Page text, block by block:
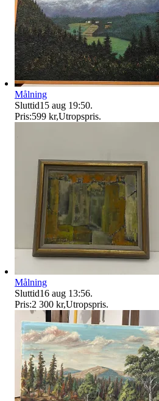
Målning
Sluttid15 aug 19:50.
Pris:599 kr,Utropspris.
Målning
Sluttid16 aug 13:56.
Pris:2 300 kr,Utropspris.